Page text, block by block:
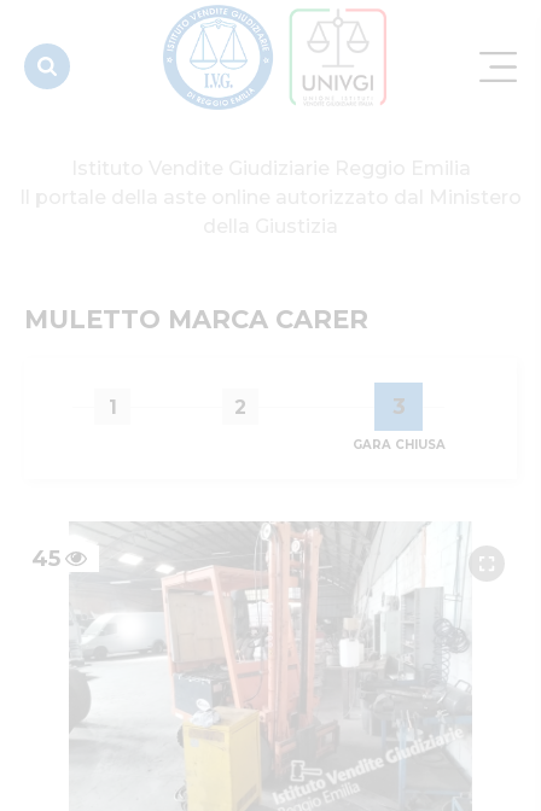
MULETTO MARCA CARER
1 2 3
GARA CHIUSA
45